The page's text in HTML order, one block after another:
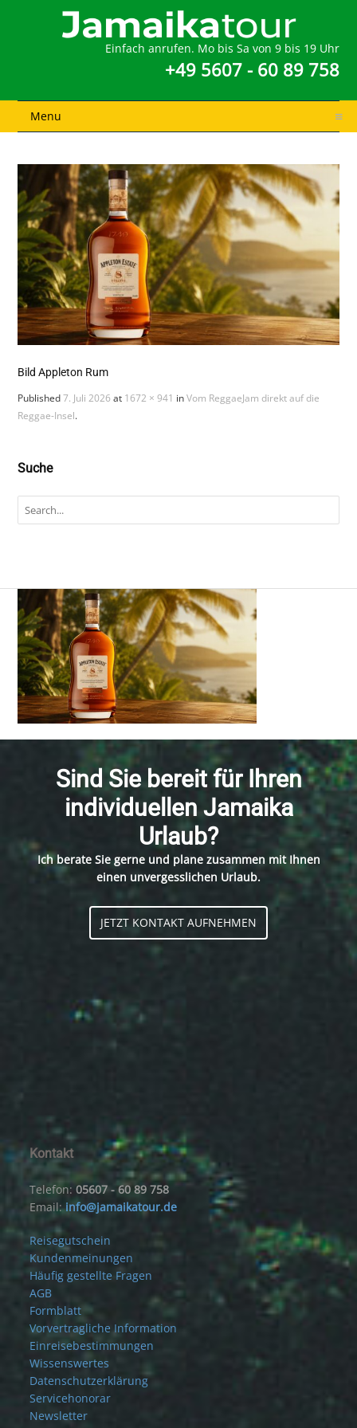
Einfach anrufen. Mo bis Sa von 9 bis 19 Uhr
+49 5607 - 60 89 758
Menu
Bild Appleton Rum
Published7. Juli 2026 at 1672 × 941 inVom ReggaeJam direkt auf die
Reggae-Insel.
Suche
Sind Sie bereit für Ihren
individuellen Jamaika
Urlaub?
Ich berate Sie gerne und plane zusammen mit Ihnen
einen unvergesslichen Urlaub.
JETZT KONTAKT AUFNEHMEN
Kontakt
Telefon:05607 - 60 89 758
Email:info@jamaikatour.de
Reisegutschein
Kundenmeinungen
Häufig gestellte Fragen
AGB
Formblatt
Vorvertragliche Information
Einreisebestimmungen
Wissenswertes
Datenschutzerklärung
Servicehonorar
Newsletter